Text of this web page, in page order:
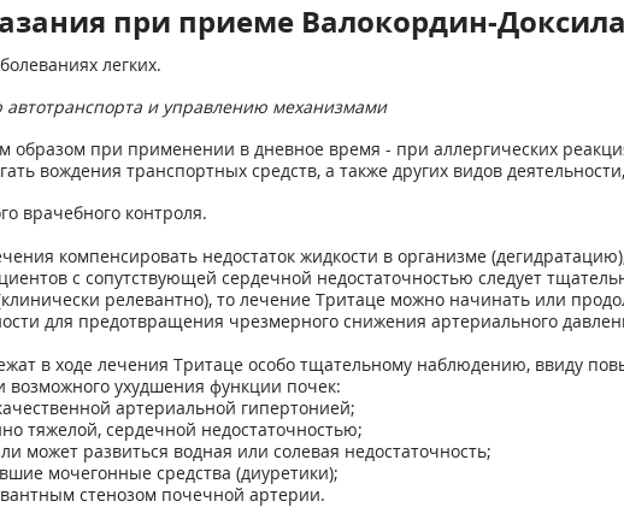
при приеме Валокордин-
легких.
и управлению механизмами
при применении в дневное время - при аллергических
вождения транспортных средств, а также других видов
врачебного контроля.
компенсировать недостаток жидкости в организме
с сопутствующей сердечной недостаточностью следует
релевантно), то лечение Тритаце можно начинать или
для предотвращения чрезмерного снижения артериального
в ходе лечения Тритаце особо тщательному наблюдению, ввиду
ухудшения функции почек:
артериальной гипертонией;
тяжелой, сердечной недостаточностью;
может развиться водная или солевая недостаточность;
мочегонные средства (диуретики);
стенозом почечной артерии.